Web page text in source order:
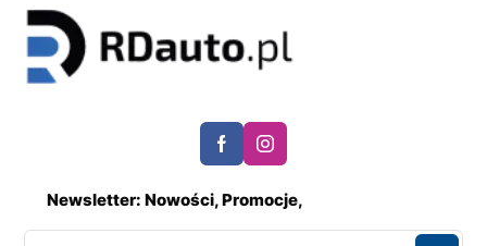
Newsletter: Nowości, Promocje,